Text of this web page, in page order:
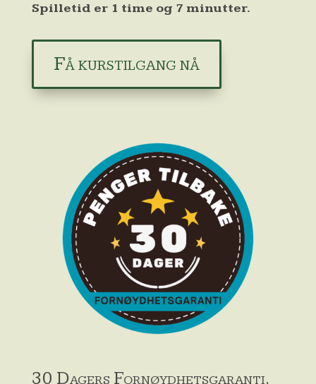
Spilletid er 1 time og 7 minutter.
Få kurstilgang nå
30 Dagers Fornøydhetsgaranti.